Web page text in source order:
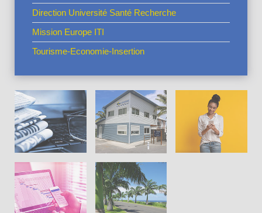
Direction Université Santé Recherche
Mission Europe ITI
Tourisme-Economie-Insertion
Actus en
vedette
La CIVIS Pratiques
Projets
Cadre de
vie